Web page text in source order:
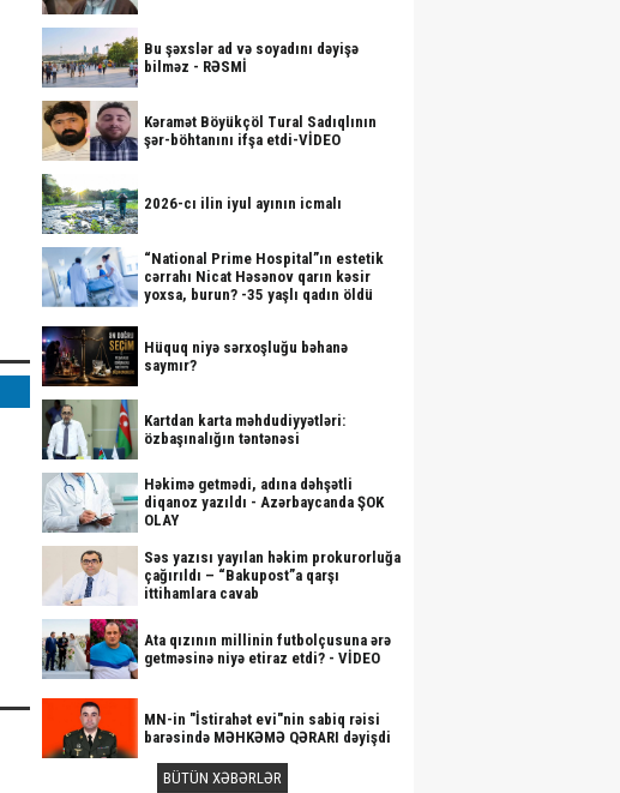
Bu şəxslər ad və soyadını dəyişə
bilməz - RƏSMİ
Kəramət Böyükçöl Tural Sadıqlının
şər-böhtanını ifşa etdi-VİDEO
2026-cı ilin iyul ayının icmalı
“National Prime Hospital”ın estetik
cərrahı Nicat Həsənov qarın kəsir
yoxsa, burun? -35 yaşlı qadın öldü
Hüquq niyə sərxoşluğu bəhanə
saymır?
Kartdan karta məhdudiyyətləri:
özbaşınalığın təntənəsi
Həkimə getmədi, adına dəhşətli
diqanoz yazıldı - Azərbaycanda ŞOK
OLAY
Səs yazısı yayılan həkim prokurorluğa
çağırıldı – “Bakupost”a qarşı
ittihamlara cavab
Ata qızının millinin futbolçusuna ərə
getməsinə niyə etiraz etdi? - VİDEO
MN-in "İstirahət evi"nin sabiq rəisi
barəsində MƏHKƏMƏ QƏRARI dəyişdi
BÜTÜN XƏBƏRLƏR